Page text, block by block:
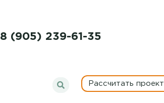
8 (905) 239-61-35
Рассчитать проект